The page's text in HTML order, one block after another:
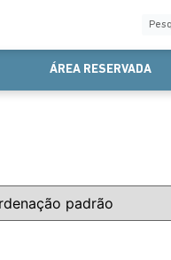
ÁREA RESERVADA